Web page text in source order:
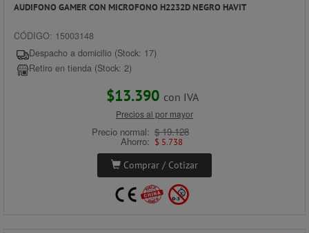
AUDIFONO GAMER CON MICROFONO H2232D NEGRO HAVIT
CÓDIGO: 15003148
Despacho a domicilio (Stock: 17)
Retiro en tienda (Stock: 2)
$13.390 con IVA
Precios al por mayor
Precio normal: $ 19.128
Ahorro: $ 5.738
Comprar / Cotizar